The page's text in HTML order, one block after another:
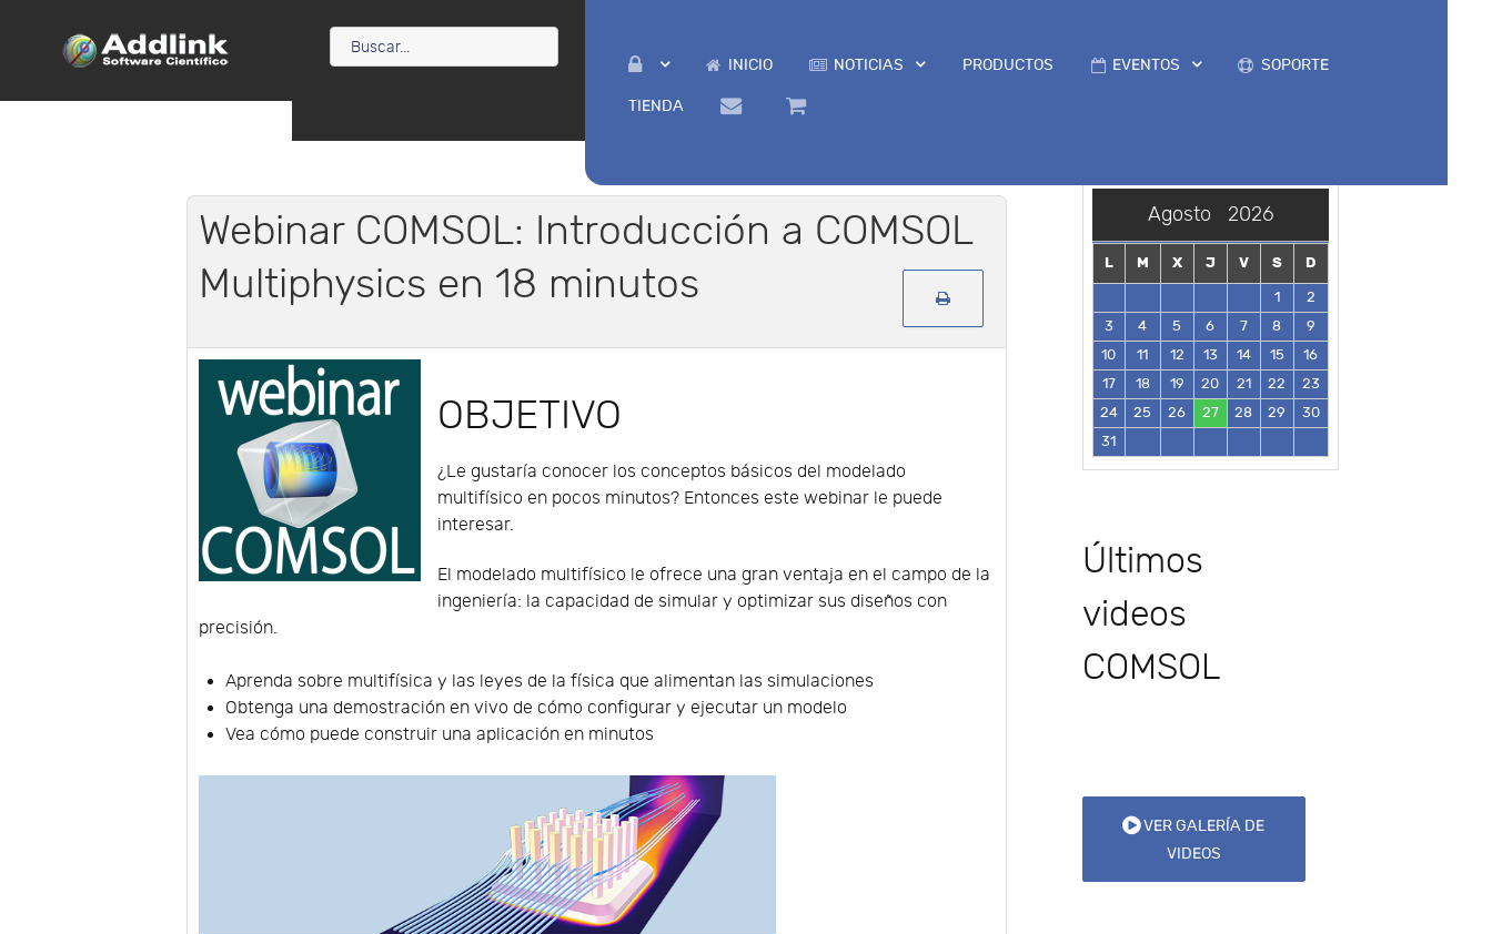
INICIO NOTICIAS PRODUCTOS EVENTOS SOPORTE
TIENDA
Webinar COMSOL: Introducción a COMSOL
Multiphysics en 18 minutos
OBJETIVO
¿Le gustaría conocer los conceptos básicos del modelado
multifísico en pocos minutos? Entonces este webinar le puede
interesar.
El modelado multifísico le ofrece una gran ventaja en el campo de la
ingeniería: la capacidad de simular y optimizar sus diseños con
precisión.
Aprenda sobre multifísica y las leyes de la física que alimentan las simulaciones
Obtenga una demostración en vivo de cómo configurar y ejecutar un modelo
Vea cómo puede construir una aplicación en minutos
Agosto 2026
L M X J V S
D
1
2
3
4 5 6 7 8
9
10
11 12 13 14 15
16
17
18 19 20 21 22
23
24
25 26 27 28 29
30
31
Últimos
videos
COMSOL
VER GALERÍA DE
VIDEOS